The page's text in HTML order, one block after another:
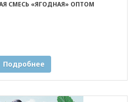
СМЕСЬ «ЯГОДНАЯ» ОПТОМ
Подробнее